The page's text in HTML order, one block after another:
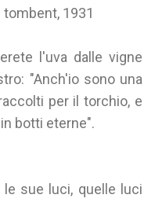
1931
l'uva dalle vigne
"Anch'io sono una
per il torchio, e
botti eterne".
sue luci, quelle luci